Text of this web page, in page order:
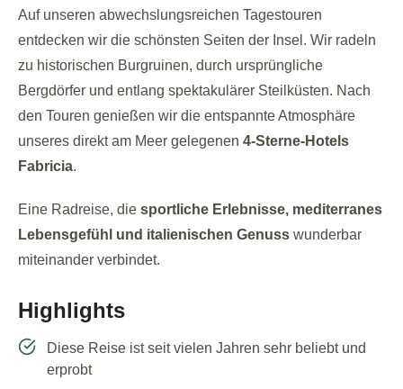
Auf unseren abwechslungsreichen Tagestouren
entdecken wir die schönsten Seiten der Insel. Wir radeln
zu historischen Burgruinen, durch ursprüngliche
Bergdörfer und entlang spektakulärer Steilküsten. Nach
den Touren genießen wir die entspannte Atmosphäre
unseres direkt am Meer gelegenen 4-Sterne-Hotels
Fabricia.
Eine Radreise, die sportliche Erlebnisse, mediterranes
Lebensgefühl und italienischen Genuss wunderbar
miteinander verbindet.
Highlights
Diese Reise ist seit vielen Jahren sehr beliebt und
erprobt